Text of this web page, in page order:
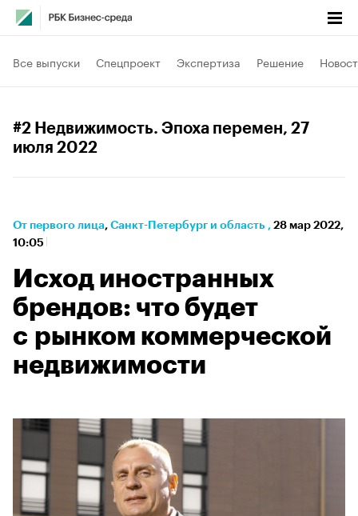
Все выпуски Спецпроект Экспертиза Решение
#2 Недвижимость. Эпоха перемен, 27
июля 2022
От первого лица⁠, Санкт-Петербург и область , 28 мар 2022,
10:05
Исход иностранных
брендов: что будет
с рынком коммерческой
недвижимости